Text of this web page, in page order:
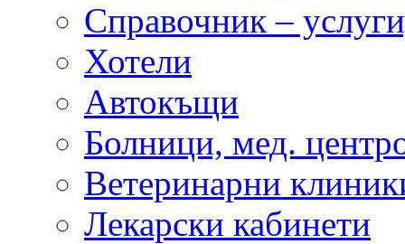
Справочник –
Хотели
Автокъщи
Болници, мед.
Ветеринарни
Лекарски кабинети